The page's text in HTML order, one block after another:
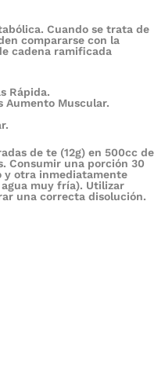
Cuando se trata de
compararse con la
cadena ramificada
Rápida.
Aumento Muscular.
de te (12g) en 500cc de
Consumir una porción 30
y otra inmediatamente
muy fría). Utilizar
una correcta disolución.